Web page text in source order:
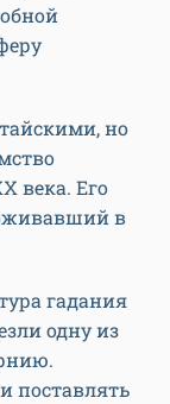
но
века. Его
в
гадания
одну из
поставлять